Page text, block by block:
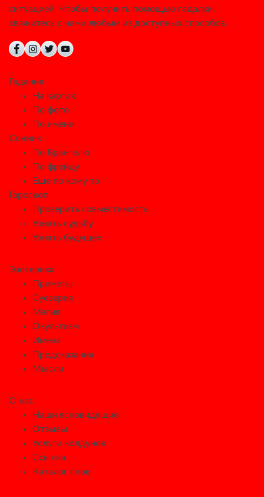
ситуацией. Чтобы получить помощью гадалки,
свяжитесь с нами любым из доступных способов.
Гадания
На картах
По фото
По имени
Сонник
По Врангелю
По фрейду
Еще по кому то
Гороскоп
Проверить совместимость
Узнать судьбу
Узнать будущее
Эзотерика
Приметы
Суеверия
Магия
Окультизм
Имена
Предсказания
Мысли
О нас
Наши ясновидящие
Отзывы
Услуги колдунов
Ссылка
Каталог снов